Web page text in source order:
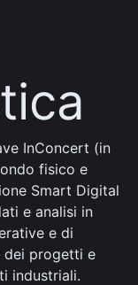
InConcert (in
fisico e
Smart Digital
e analisi in
e di
dei progetti e
industriali.